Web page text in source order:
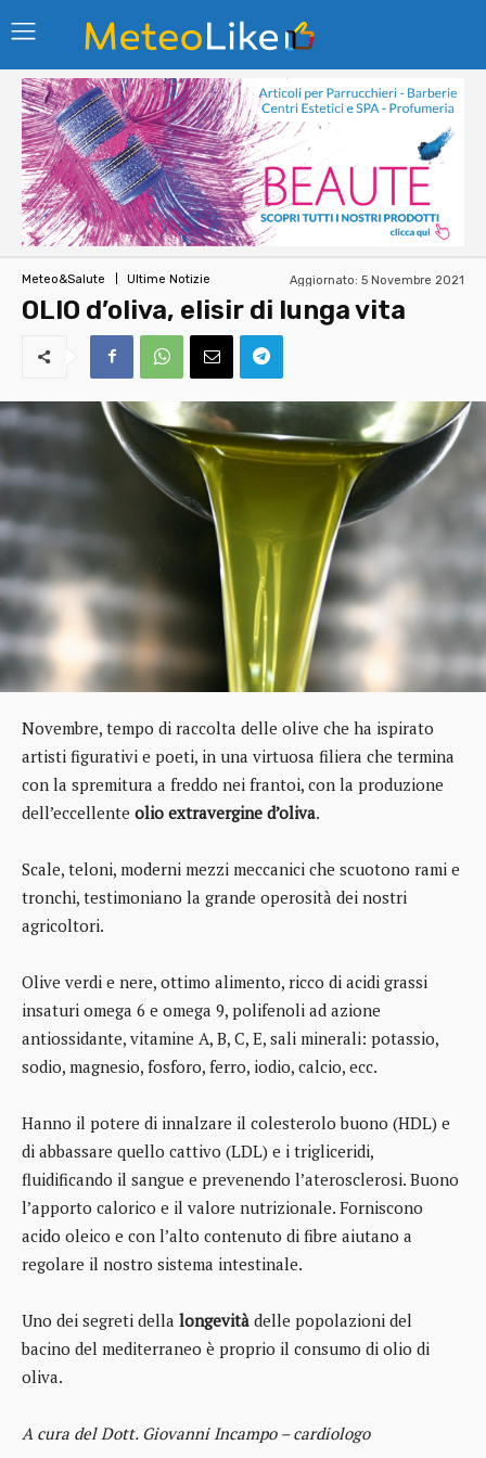
Meteo&Salute Ultime Notizie Aggiornato: 5 Novembre 2021
OLIO d’oliva, elisir di lunga vita
Novembre, tempo di raccolta delle olive che ha ispirato
artisti figurativi e poeti, in una virtuosa filiera che termina
con la spremitura a freddo nei frantoi, con la produzione
dell’eccellente olio extravergine d’oliva.
Scale, teloni, moderni mezzi meccanici che scuotono rami e
tronchi, testimoniano la grande operosità dei nostri
agricoltori.
Olive verdi e nere, ottimo alimento, ricco di acidi grassi
insaturi omega 6 e omega 9, polifenoli ad azione
antiossidante, vitamine A, B, C, E, sali minerali: potassio,
sodio, magnesio, fosforo, ferro, iodio, calcio, ecc.
Hanno il potere di innalzare il colesterolo buono (HDL) e
di abbassare quello cattivo (LDL) e i trigliceridi,
fluidificando il sangue e prevenendo l’aterosclerosi. Buono
l’apporto calorico e il valore nutrizionale. Forniscono
acido oleico e con l’alto contenuto di fibre aiutano a
regolare il nostro sistema intestinale.
Uno dei segreti della longevità delle popolazioni del
bacino del mediterraneo è proprio il consumo di olio di
oliva.
A cura del Dott. Giovanni Incampo – cardiologo